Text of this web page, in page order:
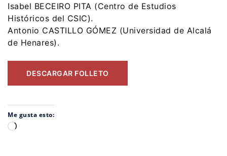
Isabel BECEIRO PITA (Centro de Estudios
Históricos del CSIC).
Antonio CASTILLO GÓMEZ (Universidad de Alcalá
de Henares).
DESCARGAR FOLLETO
Me gusta esto:
Cargando...